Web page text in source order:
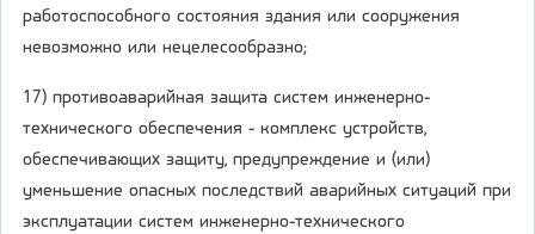
работоспособного состояния здания или сооружения
невозможно или нецелесообразно;
17) противоаварийная защита систем инженерно-
технического обеспечения - комплекс устройств,
обеспечивающих защиту, предупреждение и (или)
уменьшение опасных последствий аварийных ситуаций при
эксплуатации систем инженерно-технического